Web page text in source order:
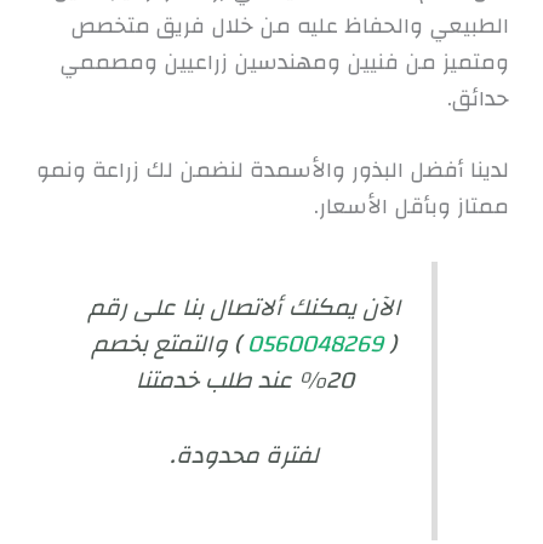
الطبيعي والحفاظ عليه من خلال فريق متخصص
ومتميز من فنيين ومهندسين زراعيين ومصممي
حدائق.
لدينا أفضل البذور والأسمدة لنضمن لك زراعة ونمو
ممتاز وبأقل الأسعار.
الآن يمكنك ألاتصال بنا على رقم
(
0560048269) والتمتع بخصم
20% عند طلب خدمتنا
لفترة محدودة.